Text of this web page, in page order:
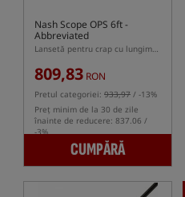
Nash Scope OPS 6ft -
Abbreviated
Lansetă pentru crap cu lungimea de 6ft și mâner telescopic
809,83 RON
Pretul categoriei: 933,97 / -13%
Preț minim de la 30 de zile
înainte de reducere: 837.06 /
-3%
CUMPĂRĂ